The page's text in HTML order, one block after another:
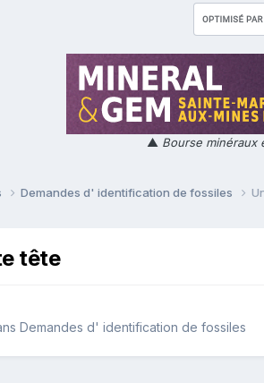
▲ Bourse minéraux
Demandes d' identification de fossiles
tête
Demandes d' identification de fossiles